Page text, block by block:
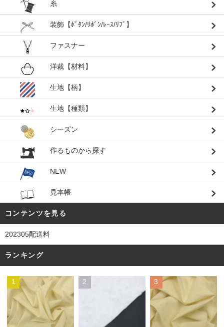
糸
装飾【ﾎﾞﾀﾝ/ﾘﾎﾞﾝ/ﾚｰｽ/ﾘﾌﾞ】
ファスナー
洋裁【材料】
生地【柄】
生地【種類】
シーズン
作るものから探す
NEW
見本帳
コンテンツを見る
202305配送料
ランキング
1 2 3